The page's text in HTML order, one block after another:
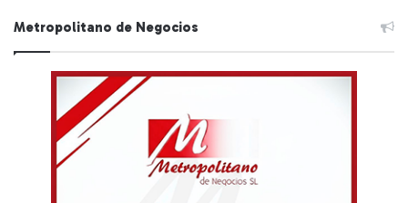
Metropolitano de Negocios